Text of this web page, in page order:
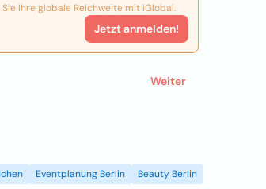
Ihre globale Reichweite mit iGlobal.
Jetzt anmelden!
Weiter
Eventplanung Berlin Beauty Berlin